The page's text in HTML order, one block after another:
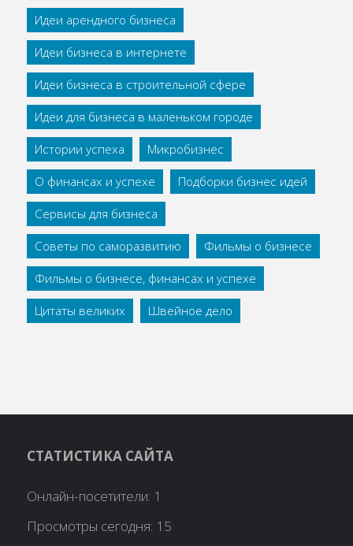
Идеи арендного бизнеса
Идеи бизнеса в интернете
Идеи бизнеса в строительной сфере
Идеи для бизнеса в маленьком городе
Истории успеха
Микробизнес
О финансах и успехе
Подборки бизнес идей
Сервисы для бизнеса
Советы по саморазвитию
Фильмы о бизнесе
Фильмы о бизнесе, финансах и успехе
Цитаты великих
Швейное дело
СТАТИСТИКА САЙТА
Онлайн-посетители: 1
Просмотры сегодня: 15